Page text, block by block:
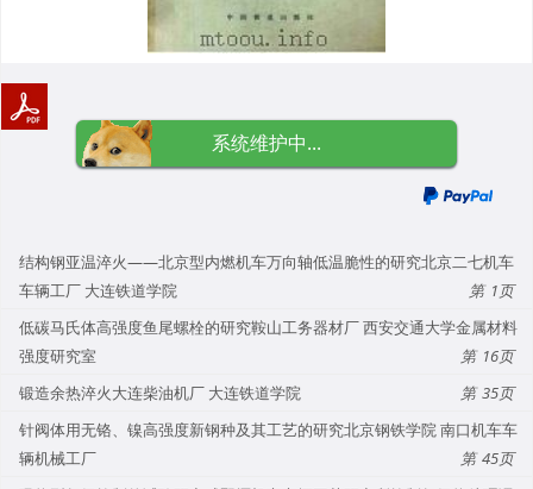
系统维护中...
结构钢亚温淬火——北京型内燃机车万向轴低温脆性的研究北京二七机车
车辆工厂 大连铁道学院
1
低碳马氏体高强度鱼尾螺栓的研究鞍山工务器材厂 西安交通大学金属材料
强度研究室
16
锻造余热淬火大连柴油机厂 大连铁道学院
35
针阀体用无铬、镍高强度新钢种及其工艺的研究北京钢铁学院 南口机车车
辆机械工厂
45